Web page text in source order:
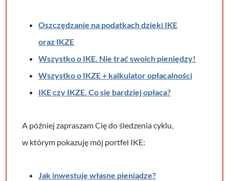
Oszczędzanie na podatkach dzięki IKE
oraz IKZE
Wszystko o IKE. Nie trać swoich pieniędzy!
Wszystko o IKZE + kalkulator opłacalności
IKE czy IKZE. Co się bardziej opłaca?
A później zapraszam Cię do śledzenia cyklu,
w którym pokazuję mój portfel IKE:
Jak inwestuję własne pieniądze?